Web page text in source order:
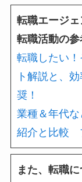
転職エージェ
転職活動の参
転職したい
ト解説と、
奨！
業種＆年代
紹介と比較
また、転職